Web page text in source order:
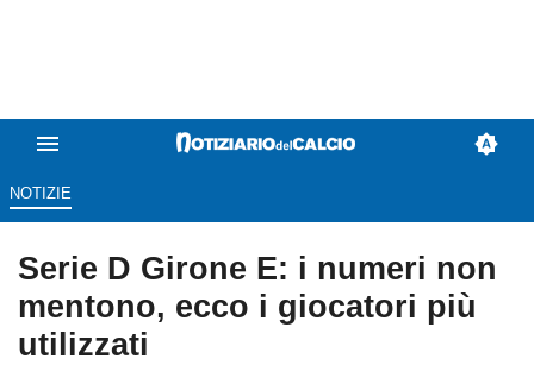
NOTIZIE
Serie D Girone E: i numeri non
mentono, ecco i giocatori più
utilizzati